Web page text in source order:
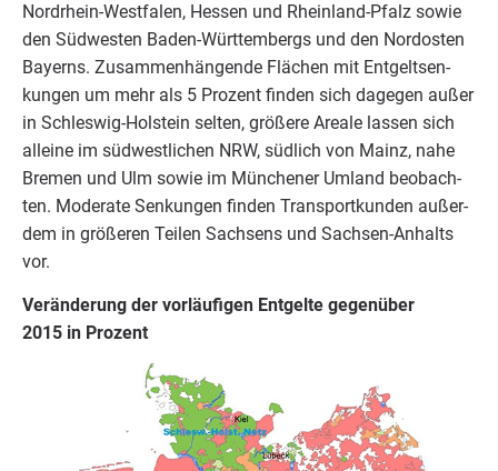
Nord­rhein-West­fa­len, Hes­sen und Rhein­land-Pfalz sowie
den Süd­wes­ten Baden-Würt­tem­bergs und den Nord­os­ten
Bay­erns. Zusam­men­hän­gen­de Flä­chen mit Ent­gelt­sen­
kun­gen um mehr als 5 Pro­zent fin­den sich dage­gen außer
in Schles­wig-Hol­stein sel­ten, grö­ße­re Area­le las­sen sich
allei­ne im süd­west­li­chen NRW, süd­lich von Mainz, nahe
Bre­men und Ulm sowie im Mün­che­ner Umland beob­ach­
ten. Mode­ra­te Sen­kun­gen fin­den Trans­port­kun­den außer­
dem in grö­ße­ren Tei­len Sach­sens und Sach­sen-Anhalts
vor.
Ver­än­de­rung der vor­läu­fi­gen Ent­gel­te gegen­über
2015 in Prozent